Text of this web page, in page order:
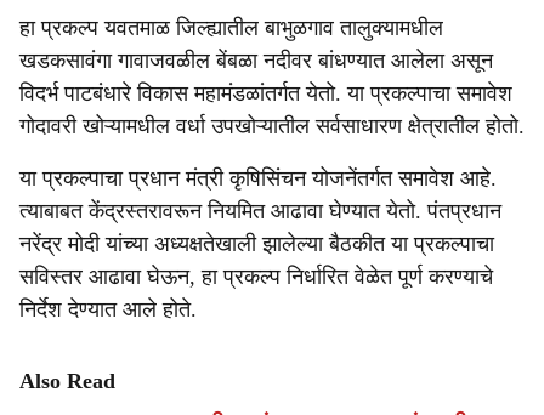
हा प्रकल्प यवतमाळ जिल्ह्यातील बाभुळगाव तालुक्यामधील
खडकसावंगा गावाजवळील बेंबळा नदीवर बांधण्यात आलेला असून
विदर्भ पाटबंधारे विकास महामंडळांतर्गत येतो. या प्रकल्पाचा समावेश
गोदावरी खोऱ्यामधील वर्धा उपखोऱ्यातील सर्वसाधारण क्षेत्रातील होतो.
या प्रकल्पाचा प्रधान मंत्री कृषिसिंचन योजनेंतर्गत समावेश आहे.
त्याबाबत केंद्रस्तरावरून नियमित आढावा घेण्यात येतो. पंतप्रधान
नरेंद्र मोदी यांच्या अध्यक्षतेखाली झालेल्या बैठकीत या प्रकल्पाचा
सविस्तर आढावा घेऊन, हा प्रकल्प निर्धारित वेळेत पूर्ण करण्याचे
निर्देश देण्यात आले होते.
Also Read